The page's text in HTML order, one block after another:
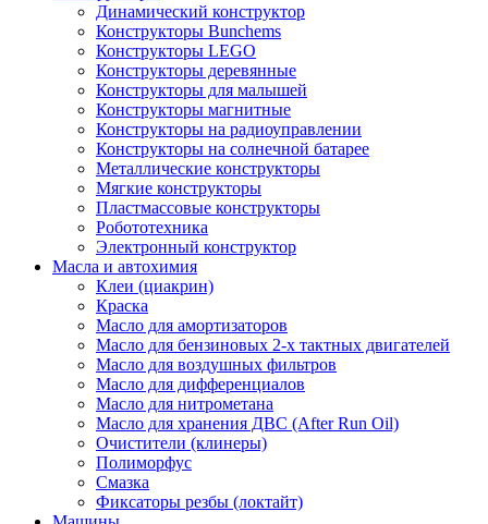
Динамический конструктор
Конструкторы Bunchems
Конструкторы LEGO
Конструкторы деревянные
Конструкторы для малышей
Конструкторы магнитные
Конструкторы на радиоуправлении
Конструкторы на солнечной батарее
Металлические конструкторы
Мягкие конструкторы
Пластмассовые конструкторы
Робототехника
Электронный конструктор
Масла и автохимия
Клеи (циакрин)
Краска
Масло для амортизаторов
Масло для бензиновых 2-х тактных двигателей
Масло для воздушных фильтров
Масло для дифференциалов
Масло для нитрометана
Масло для хранения ДВС (After Run Oil)
Очистители (клинеры)
Полиморфус
Смазка
Фиксаторы резбы (локтайт)